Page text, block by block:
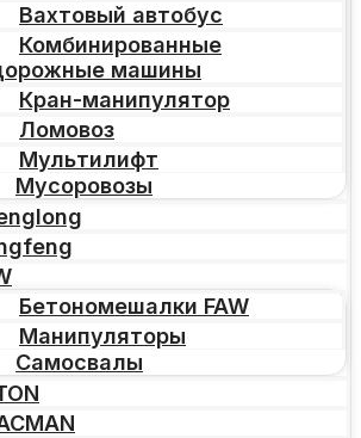
Вахтовый автобус
Комбинированные
машины
Кран-манипулятор
Ломовоз
Мультилифт
Мусоровозы
Бетономешалки FAW
Манипуляторы
Самосвалы